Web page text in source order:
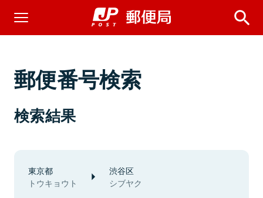
郵便番号検索
検索結果
東京都
トウキョウト
渋谷区
シブヤク